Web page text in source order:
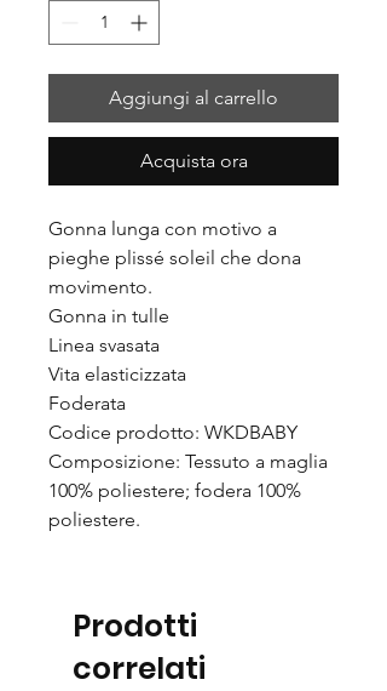
Aggiungi al carrello
Acquista ora
Gonna lunga con motivo a
pieghe plissé soleil che dona
movimento.
Gonna in tulle
Linea svasata
Vita elasticizzata
Foderata
Codice prodotto: WKDBABY
Composizione: Tessuto a maglia
100% poliestere; fodera 100%
poliestere.
Prodotti
correlati